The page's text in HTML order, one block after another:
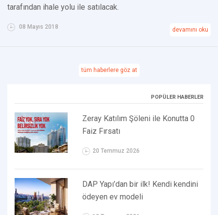
tarafından ihale yolu ile satılacak.
08 Mayıs 2018 devamını oku
tüm haberlere göz at
POPÜLER HABERLER
Zeray Katılım Şöleni ile Konutta 0
Faiz Fırsatı
20 Temmuz 2026
DAP Yapı’dan bir ilk! Kendi kendini
ödeyen ev modeli